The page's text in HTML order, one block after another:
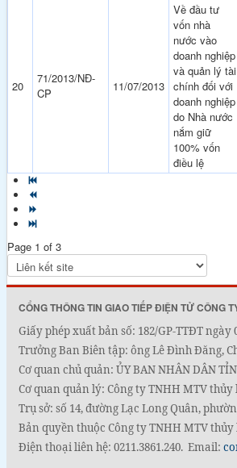
20
71/2013/NĐ-
CP
11/07/2013
Về đầu tư
vốn nhà
nước vào
doanh nghiệp
và quản lý tài
chính đối với
doanh nghiệp
do Nhà nước
nắm giữ
100% vốn
điều lệ
Page 1 of 3
CỔNG THÔNG TIN GIAO TIẾP ĐIỆN TỬ CÔNG
Giấy phép xuất bản số: 182/GP-TTĐT
Trưởng Ban Biên tập: ông Lê Đình Đăng,
Cơ quan chủ quản: ỦY BAN NHÂN DÂN
Cơ quan quản lý: Công ty TNHH MTV thủy
Trụ sở: số 14, đường Lạc Long Quân,
Bản quyền thuộc Công ty TNHH MTV thủy
Điện thoại liên hệ: 0211.3861.240. Email: